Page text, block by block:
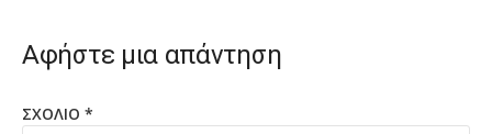
Αφήστε μια απάντηση
ΣΧΌΛΙΟ *